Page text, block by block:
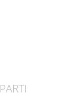
PARTI